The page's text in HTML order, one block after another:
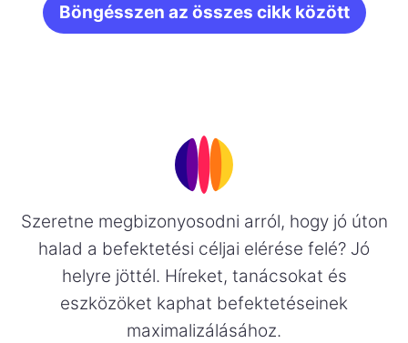
Böngésszen az összes cikk között
Szeretne megbizonyosodni arról, hogy jó úton
halad a befektetési céljai elérése felé? Jó
helyre jöttél. Híreket, tanácsokat és
eszközöket kaphat befektetéseinek
maximalizálásához.